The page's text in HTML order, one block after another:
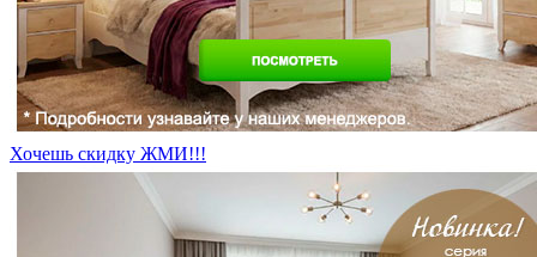
Хочешь скидку ЖМИ!!!